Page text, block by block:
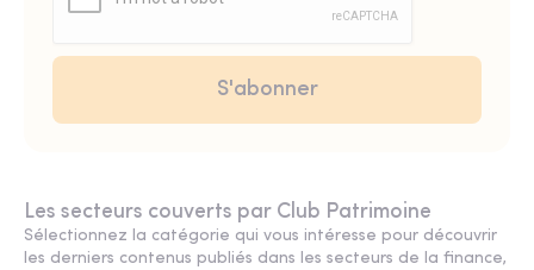
Les secteurs couverts par Club Patrimoine
Sélectionnez la catégorie qui vous intéresse pour découvrir
les derniers contenus publiés dans les secteurs de la finance,